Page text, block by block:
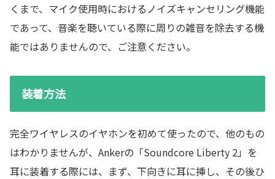
くまで、マイク使用時におけるノイズキャンセリング機能
であって、音楽を聴いている際に周りの雑音を除去する機
能ではありませんので、ご注意ください。
装着方法
完全ワイヤレスのイヤホンを初めて使ったので、他のもの
はわかりませんが、Ankerの「Soundcore Liberty 2」を
耳に装着する際には、まず、下向きに耳に挿し、その後ひ